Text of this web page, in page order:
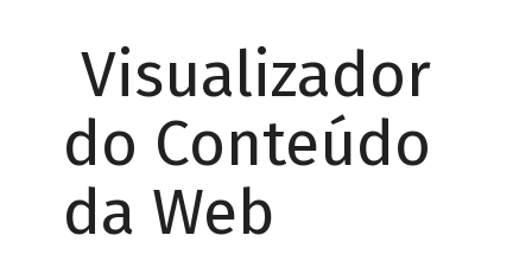
Visualizador
do Conteúdo
da Web